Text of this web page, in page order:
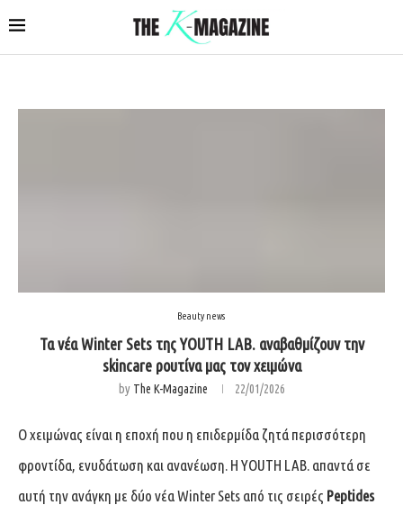
Beauty news
Τα νέα Winter Sets της YOUTH LAB. αναβαθμίζουν την
skincare ρουτίνα μας τον χειμώνα
by The K-Magazine 22/01/2026
Ο χειμώνας είναι η εποχή που η επιδερμίδα ζητά περισσότερη
φροντίδα, ενυδάτωση και ανανέωση. Η YOUTH LAB. απαντά σε
αυτή την ανάγκη με δύο νέα Winter Sets από τις σειρές Peptides